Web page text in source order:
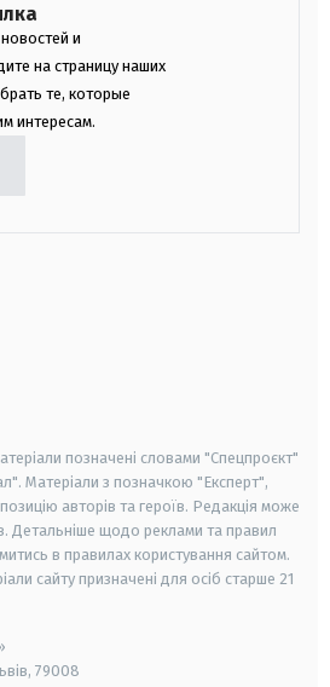
и
на страницу наших
те, которые
интересам.
позначені словами "Спецпроєкт"
Матеріали з позначкою "Експерт",
авторів та героїв. Редакція може
Детальніше щодо реклами та правил
в правилах користування сайтом.
сайту призначені для осіб старше 21
79008